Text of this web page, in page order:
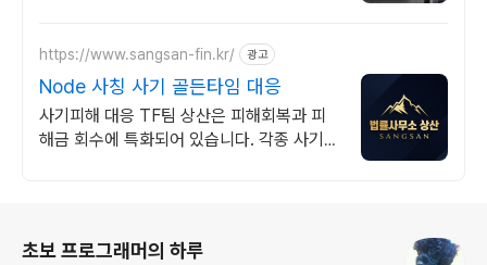
https://www.sangsan-fin.kr/ 광고
Node 사칭 사기 골든타임 대응
사기피해 대응 TF팀 상산은 피해회복과 피
해금 회수에 특화되어 있습니다. 각종 사기
초보 프로그래머의 하루